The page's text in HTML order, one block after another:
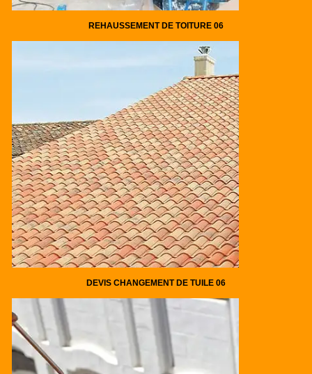
REHAUSSEMENT DE TOITURE 06
DEVIS CHANGEMENT DE TUILE 06